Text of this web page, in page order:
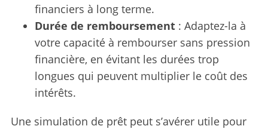
financiers à long terme.
Durée de remboursement: Adaptez-la à
votre capacité à rembourser sans pression
financière, en évitant les durées trop
longues qui peuvent multiplier le coût des
intérêts.
Une simulation de prêt peut s’avérer utile pour